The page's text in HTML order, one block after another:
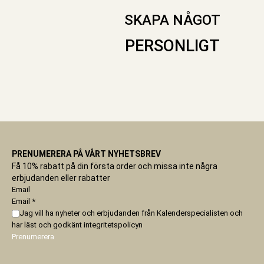
SKAPA NÅGOT
PERSONLIGT
PRENUMERERA PÅ VÅRT NYHETSBREV
Få 10% rabatt på din första order och missa inte några
erbjudanden eller rabatter
Email
Email *
Jag vill ha nyheter och erbjudanden från Kalenderspecialisten och
har läst och godkänt integritetspolicyn
Prenumerera